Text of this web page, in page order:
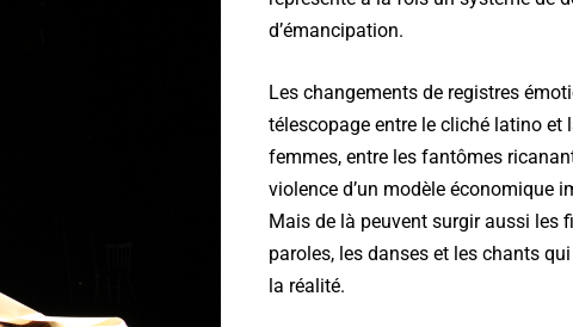
d’émancipation.
Les changements de registres
télescopage entre le cliché latino et
femmes, entre les fantômes
violence d’un modèle économique
Mais de là peuvent surgir aussi les
paroles, les danses et les chants
la réalité.